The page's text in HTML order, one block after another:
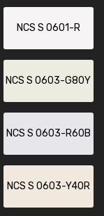
NCS S 0601-R
NCS S 0603-G80Y
NCS S 0603-R60B
NCS S 0603-Y40R